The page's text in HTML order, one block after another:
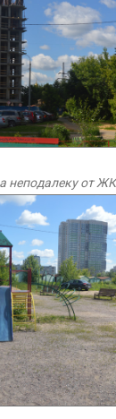
неподалеку от